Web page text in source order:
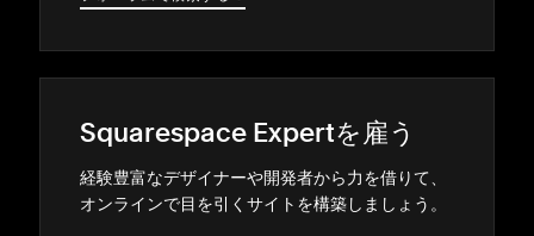
Squarespace Expertを雇う
経験豊富なデザイナ⁠ーや開発者から力を借りて⁠、
オンラインで目を引くサイトを構築しまし⁠ょう⁠。